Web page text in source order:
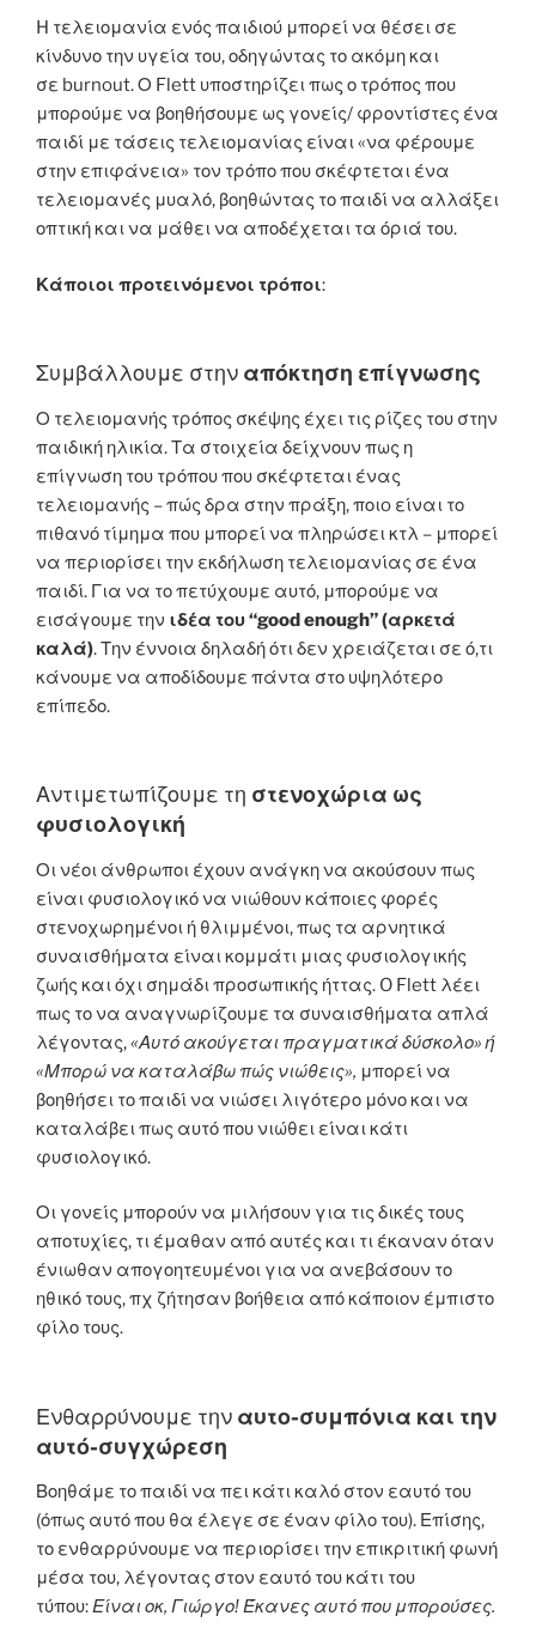
H τελειομανία ενός παιδιού μπορεί να θέσει σε
κίνδυνο την υγεία του, οδηγώντας το ακόμη και
σε burnout. Ο Flett υποστηρίζει πως ο τρόπος που
μπορούμε να βοηθήσουμε ως γονείς/ φροντίστες ένα
παιδί με τάσεις τελειομανίας είναι «να φέρουμε
στην επιφάνεια» τον τρόπο που σκέφτεται ένα
τελειομανές μυαλό, βοηθώντας το παιδί να αλλάξει
οπτική και να μάθει να αποδέχεται τα όριά του.
Κάποιοι προτεινόμενοι τρόποι:
Συμβάλλουμε στην απόκτηση επίγνωσης
Ο τελειομανής τρόπος σκέψης έχει τις ρίζες του στην
παιδική ηλικία. Τα στοιχεία δείχνουν πως η
επίγνωση του τρόπου που σκέφτεται ένας
τελειομανής – πώς δρα στην πράξη, ποιo είναι το
πιθανό τίμημα που μπορεί να πληρώσει κτλ – μπορεί
να περιορίσει την εκδήλωση τελειομανίας σε ένα
παιδί. Για να το πετύχουμε αυτό, μπορούμε να
εισάγουμε την ιδέα του “good enough” (αρκετά
καλά). Την έννοια δηλαδή ότι δεν χρειάζεται σε ό,τι
κάνουμε να αποδίδουμε πάντα στο υψηλότερο
επίπεδο.
Αντιμετωπίζουμε τη στενοχώρια ως
φυσιολογική
Οι νέοι άνθρωποι έχουν ανάγκη να ακούσουν πως
είναι φυσιολογικό να νιώθουν κάποιες φορές
στενοχωρημένοι ή θλιμμένοι, πως τα αρνητικά
συναισθήματα είναι κομμάτι μιας φυσιολογικής
ζωής και όχι σημάδι προσωπικής ήττας. O Flett λέει
πως το να αναγνωρίζουμε τα συναισθήματα απλά
λέγοντας,«Αυτό ακούγεται πραγματικά δύσκολο» ή
«Μπορώ να καταλάβω πώς νιώθεις», μπορεί να
βοηθήσει το παιδί να νιώσει λιγότερο μόνο και να
καταλάβει πως αυτό που νιώθει είναι κάτι
φυσιολογικό.
Οι γονείς μπορούν να μιλήσουν για τις δικές τους
αποτυχίες, τι έμαθαν από αυτές και τι έκαναν όταν
ένιωθαν απογοητευμένοι για να ανεβάσουν το
ηθικό τους, πχ ζήτησαν βοήθεια από κάποιον έμπιστο
φίλο τους.
Ενθαρρύνουμε την αυτο-συμπόνια και την
αυτό-συγχώρεση
Βοηθάμε το παιδί να πει κάτι καλό στον εαυτό του
(όπως αυτό που θα έλεγε σε έναν φίλο του). Επίσης,
το ενθαρρύνουμε να περιορίσει την επικριτική φωνή
μέσα του, λέγοντας στον εαυτό του κάτι του
τύπου:Είναι οκ, Γιώργο! Έκανες αυτό που μπορούσες.